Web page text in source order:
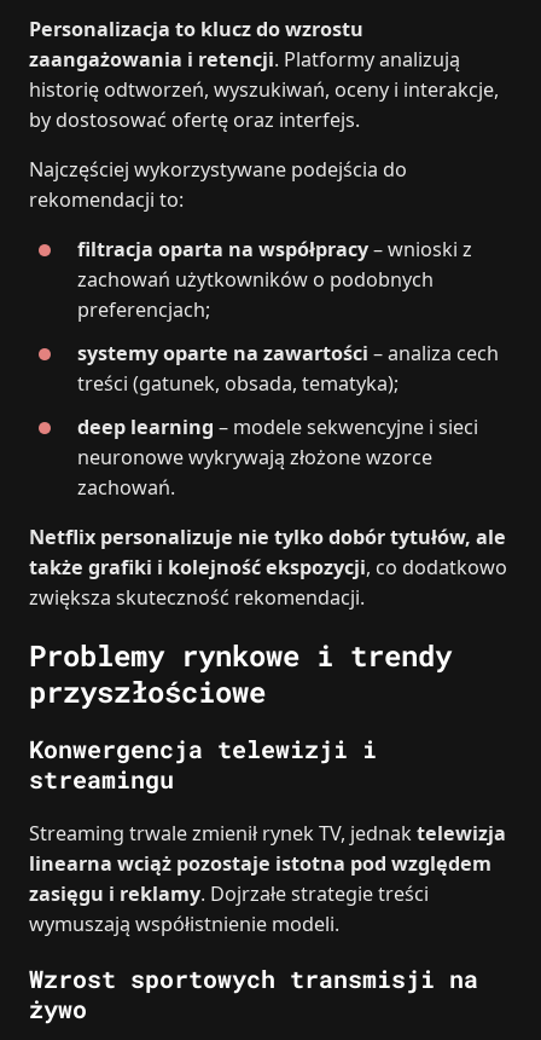
Personalizacja to klucz do wzrostu
zaangażowania i retencji. Platformy analizują
historię odtworzeń, wyszukiwań, oceny i interakcje,
by dostosować ofertę oraz interfejs.
Najczęściej wykorzystywane podejścia do
rekomendacji to:
filtracja oparta na współpracy– wnioski z
zachowań użytkowników o podobnych
preferencjach;
systemy oparte na zawartości – analiza cech
treści (gatunek, obsada, tematyka);
deep learning – modele sekwencyjne i sieci
neuronowe wykrywają złożone wzorce
zachowań.
Netflix personalizuje nie tylko dobór tytułów, ale
także grafiki i kolejność ekspozycji, co dodatkowo
zwiększa skuteczność rekomendacji.
Problemy rynkowe i trendy
przyszłościowe
Konwergencja telewizji i
streamingu
Streaming trwale zmienił rynek TV, jednaktelewizja
linearna wciąż pozostaje istotna pod względem
zasięgu i reklamy. Dojrzałe strategie treści
wymuszają współistnienie modeli.
Wzrost sportowych transmisji na
żywo